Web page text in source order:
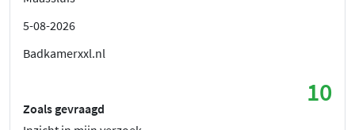
5-08-2026
Badkamerxxl.nl
10
Zoals gevraagd